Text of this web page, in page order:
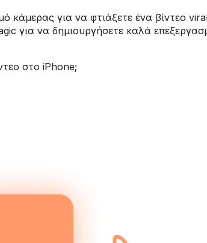
κάμερας για να φτιάξετε ένα βίντεο
για να δημιουργήσετε καλά
στο iPhone;